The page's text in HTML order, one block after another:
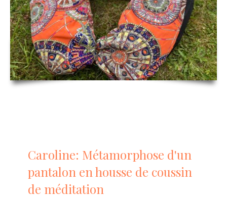
Caroline: Métamorphose d'un
pantalon en housse de coussin
de méditation